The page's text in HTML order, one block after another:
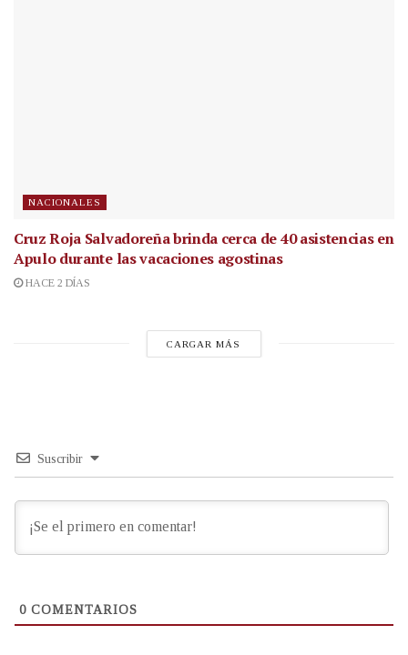
NACIONALES
Cruz Roja Salvadoreña brinda cerca de 40 asistencias en
Apulo durante las vacaciones agostinas
HACE 2 DÍAS
CARGAR MÁS
Suscribir
0 COMENTARIOS